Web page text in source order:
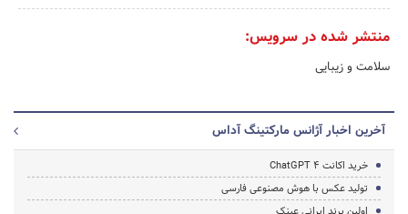
منتشر شده در سرویس:
سلامت و زیبایی
آخرین اخبار آژانس مارکتینگ آداس
خرید اکانت ChatGPT 4
تولید عکس با هوش مصنوعی فارسی